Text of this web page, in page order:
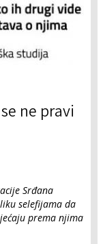
ne pravi
Srđana
selefijama da
prema njima